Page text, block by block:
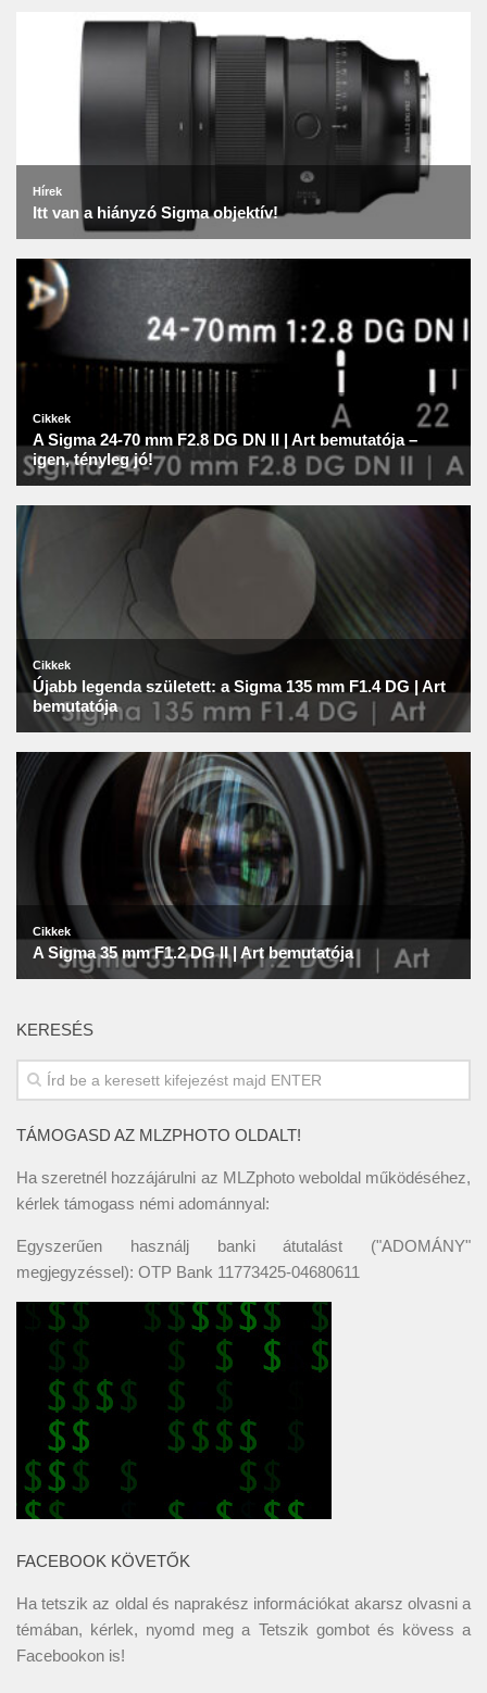
KERESÉS
TÁMOGASD AZ MLZPHOTO OLDALT!
Ha szeretnél hozzájárulni az MLZphoto weboldal működéséhez,
kérlek támogass némi adománnyal:
Egyszerűen használj banki átutalást ("ADOMÁNY"
megjegyzéssel): OTP Bank 11773425-04680611
FACEBOOK KÖVETŐK
Ha tetszik az oldal és naprakész információkat akarsz olvasni a
témában, kérlek, nyomd meg a Tetszik gombot és kövess a
Facebookon is!